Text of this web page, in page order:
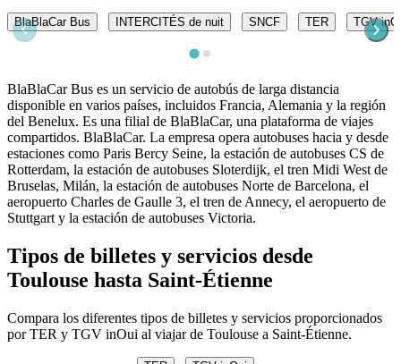
BlaBlaCar Bus INTERCITÉS de nuit SNCF TER TGV
BlaBlaCar Bus es un servicio de autobús de larga distancia
disponible en varios países, incluidos Francia, Alemania y la región
del Benelux. Es una filial de BlaBlaCar, una plataforma de viajes
compartidos. BlaBlaCar. La empresa opera autobuses hacia y desde
estaciones como Paris Bercy Seine, la estación de autobuses CS de
Rotterdam, la estación de autobuses Sloterdijk, el tren Midi West de
Bruselas, Milán, la estación de autobuses Norte de Barcelona, ​​el
aeropuerto Charles de Gaulle 3, el tren de Annecy, el aeropuerto de
Stuttgart y la estación de autobuses Victoria.
Tipos de billetes y servicios desde
Toulouse hasta Saint-Étienne
Compara los diferentes tipos de billetes y servicios proporcionados
por TER y TGV inOui al viajar de Toulouse a Saint-Étienne.